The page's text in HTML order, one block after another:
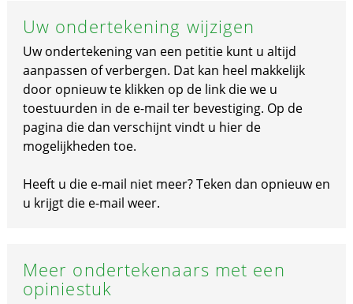
Uw ondertekening wijzigen
Uw ondertekening van een petitie kunt u altijd
aanpassen of verbergen. Dat kan heel makkelijk
door opnieuw te klikken op de link die we u
toestuurden in de e-mail ter bevestiging. Op de
pagina die dan verschijnt vindt u hier de
mogelijkheden toe.
Heeft u die e-mail niet meer? Teken dan opnieuw en
u krijgt die e-mail weer.
Meer ondertekenaars met een
opiniestuk